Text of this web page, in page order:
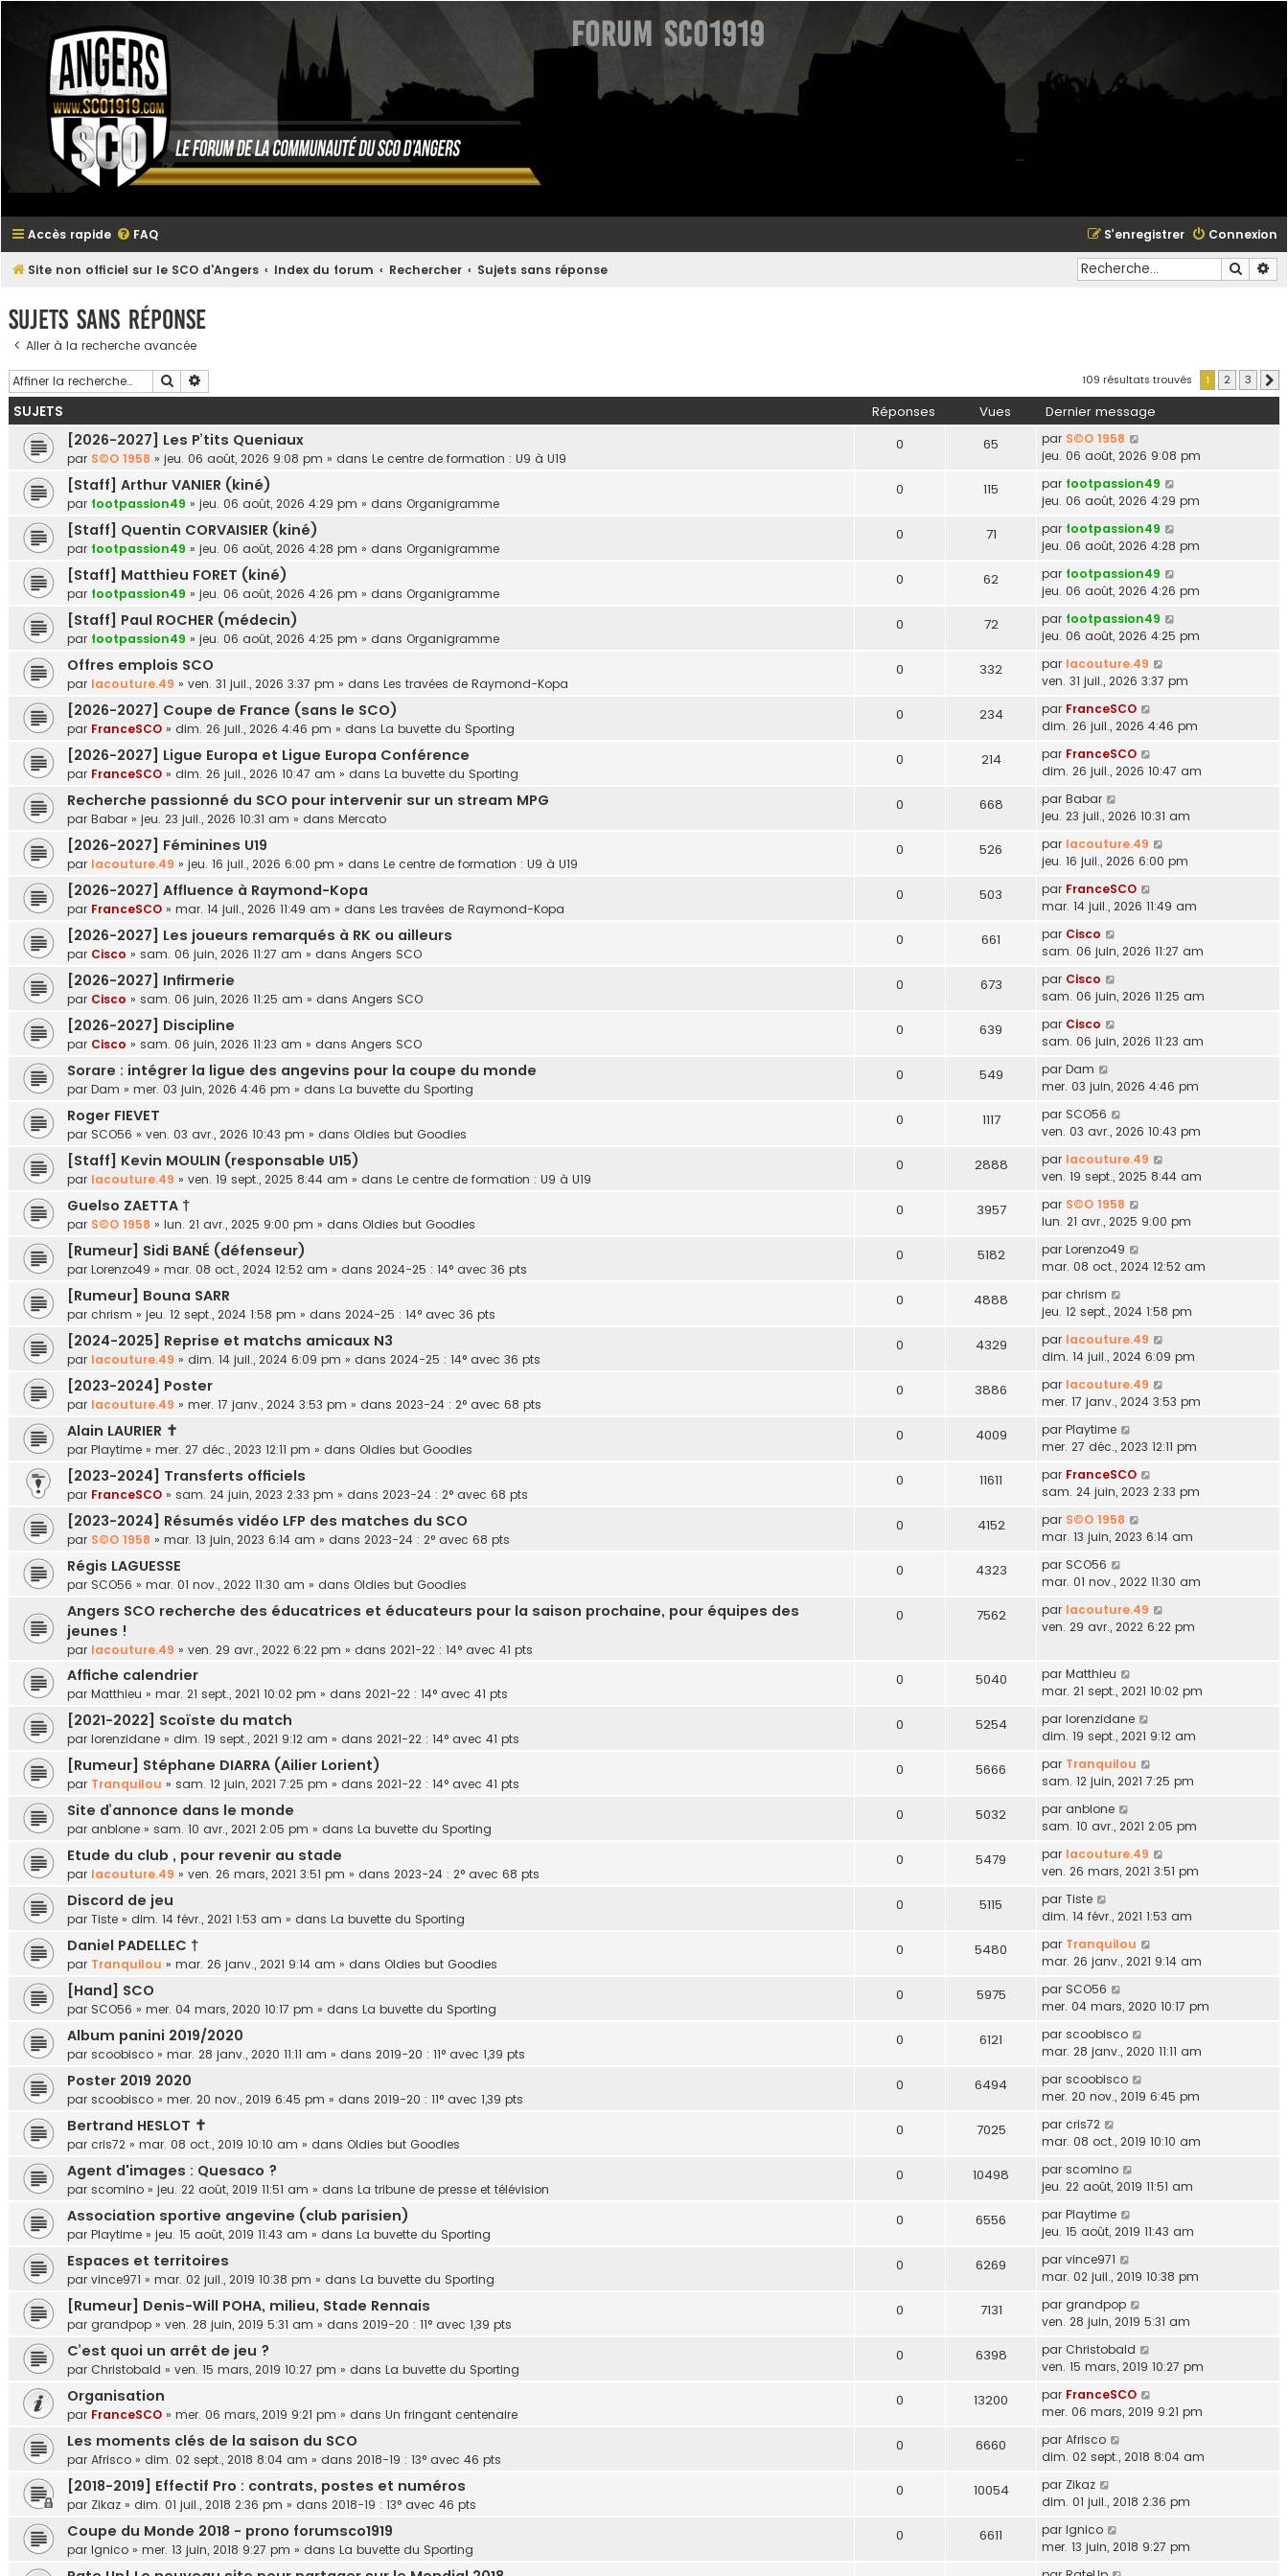
Forum SCO1919
Accès rapide FAQ Connexion
S’enregistrer
Site non officiel sur le SCO d'Angers Index du forum Rechercher Sujets sans réponse
Sujets sans réponse
Aller à la recherche avancée
Rechercher 109 résultats trouvés 1 2 3
SUJETS Réponses Vues Dernier message
[2026-2027] Les P’tits Queniaux
par S©O 1958 » jeu. 06 août, 2026 9:08 pm » dans Le centre de formation : U9 à U19
0 65 par S©O 1958
jeu. 06 août, 2026 9:08 pm
[Staff] Arthur VANIER (kiné)
par footpassion49 » jeu. 06 août, 2026 4:29 pm » dans Organigramme
0 115 par footpassion49
jeu. 06 août, 2026 4:29 pm
[Staff] Quentin CORVAISIER (kiné)
par footpassion49 » jeu. 06 août, 2026 4:28 pm » dans Organigramme
0 71 par footpassion49
jeu. 06 août, 2026 4:28 pm
[Staff] Matthieu FORET (kiné)
par footpassion49 » jeu. 06 août, 2026 4:26 pm » dans Organigramme
0 62 par footpassion49
jeu. 06 août, 2026 4:26 pm
[Staff] Paul ROCHER (médecin)
par footpassion49 » jeu. 06 août, 2026 4:25 pm » dans Organigramme
0 72 par footpassion49
jeu. 06 août, 2026 4:25 pm
Offres emplois SCO
par lacouture.49 » ven. 31 juil., 2026 3:37 pm » dans Les travées de Raymond-Kopa
0 332 par lacouture.49
ven. 31 juil., 2026 3:37 pm
[2026-2027] Coupe de France (sans le SCO)
par FranceSCO » dim. 26 juil., 2026 4:46 pm » dans La buvette du Sporting
0 234 par FranceSCO
dim. 26 juil., 2026 4:46 pm
[2026-2027] Ligue Europa et Ligue Europa Conférence
par FranceSCO » dim. 26 juil., 2026 10:47 am » dans La buvette du Sporting
0 214 par FranceSCO
dim. 26 juil., 2026 10:47 am
Recherche passionné du SCO pour intervenir sur un stream MPG
par Babar » jeu. 23 juil., 2026 10:31 am » dans Mercato
0 668 par Babar
jeu. 23 juil., 2026 10:31 am
[2026-2027] Féminines U19
par lacouture.49 » jeu. 16 juil., 2026 6:00 pm » dans Le centre de formation : U9 à U19
0 526 par lacouture.49
jeu. 16 juil., 2026 6:00 pm
[2026-2027] Affluence à Raymond-Kopa
par FranceSCO » mar. 14 juil., 2026 11:49 am » dans Les travées de Raymond-Kopa
0 503 par FranceSCO
mar. 14 juil., 2026 11:49 am
[2026-2027] Les joueurs remarqués à RK ou ailleurs
par Cisco » sam. 06 juin, 2026 11:27 am » dans Angers SCO
0 661 par Cisco
sam. 06 juin, 2026 11:27 am
[2026-2027] Infirmerie
par Cisco » sam. 06 juin, 2026 11:25 am » dans Angers SCO
0 673 par Cisco
sam. 06 juin, 2026 11:25 am
[2026-2027] Discipline
par Cisco » sam. 06 juin, 2026 11:23 am » dans Angers SCO
0 639 par Cisco
sam. 06 juin, 2026 11:23 am
Sorare : intégrer la ligue des angevins pour la coupe du monde
par Dam » mer. 03 juin, 2026 4:46 pm » dans La buvette du Sporting
0 549 par Dam
mer. 03 juin, 2026 4:46 pm
Roger FIEVET
par SCO56 » ven. 03 avr., 2026 10:43 pm » dans Oldies but Goodies
0 1117 par SCO56
ven. 03 avr., 2026 10:43 pm
[Staff] Kevin MOULIN (responsable U15)
par lacouture.49 » ven. 19 sept., 2025 8:44 am » dans Le centre de formation : U9 à U19
0 2888 par lacouture.49
ven. 19 sept., 2025 8:44 am
Guelso ZAETTA †
par S©O 1958 » lun. 21 avr., 2025 9:00 pm » dans Oldies but Goodies
0 3957 par S©O 1958
lun. 21 avr., 2025 9:00 pm
[Rumeur] Sidi BANÉ (défenseur)
par Lorenzo49 » mar. 08 oct., 2024 12:52 am » dans 2024-25 : 14° avec 36 pts
0 5182 par Lorenzo49
mar. 08 oct., 2024 12:52 am
[Rumeur] Bouna SARR
par chrism » jeu. 12 sept., 2024 1:58 pm » dans 2024-25 : 14° avec 36 pts
0 4888 par chrism
jeu. 12 sept., 2024 1:58 pm
[2024-2025] Reprise et matchs amicaux N3
par lacouture.49 » dim. 14 juil., 2024 6:09 pm » dans 2024-25 : 14° avec 36 pts
0 4329 par lacouture.49
dim. 14 juil., 2024 6:09 pm
[2023-2024] Poster
par lacouture.49 » mer. 17 janv., 2024 3:53 pm » dans 2023-24 : 2° avec 68 pts
0 3886 par lacouture.49
mer. 17 janv., 2024 3:53 pm
Alain LAURIER ✝
par Playtime » mer. 27 déc., 2023 12:11 pm » dans Oldies but Goodies
0 4009 par Playtime
mer. 27 déc., 2023 12:11 pm
[2023-2024] Transferts officiels
par FranceSCO » sam. 24 juin, 2023 2:33 pm » dans 2023-24 : 2° avec 68 pts
0 11611 par FranceSCO
sam. 24 juin, 2023 2:33 pm
[2023-2024] Résumés vidéo LFP des matches du SCO
par S©O 1958 » mar. 13 juin, 2023 6:14 am » dans 2023-24 : 2° avec 68 pts
0 4152 par S©O 1958
mar. 13 juin, 2023 6:14 am
Régis LAGUESSE
par SCO56 » mar. 01 nov., 2022 11:30 am » dans Oldies but Goodies
0 4323 par SCO56
mar. 01 nov., 2022 11:30 am
Angers SCO recherche des éducatrices et éducateurs pour la saison prochaine, pour équipes des
jeunes !
par lacouture.49 » ven. 29 avr., 2022 6:22 pm » dans 2021-22 : 14° avec 41 pts
0 7562 par lacouture.49
ven. 29 avr., 2022 6:22 pm
Affiche calendrier
par Matthieu » mar. 21 sept., 2021 10:02 pm » dans 2021-22 : 14° avec 41 pts
0 5040 par Matthieu
mar. 21 sept., 2021 10:02 pm
[2021-2022] Scoïste du match
par lorenzidane » dim. 19 sept., 2021 9:12 am » dans 2021-22 : 14° avec 41 pts
0 5254 par lorenzidane
dim. 19 sept., 2021 9:12 am
[Rumeur] Stéphane DIARRA (Ailier Lorient)
par Tranquilou » sam. 12 juin, 2021 7:25 pm » dans 2021-22 : 14° avec 41 pts
0 5666 par Tranquilou
sam. 12 juin, 2021 7:25 pm
Site d’annonce dans le monde
par anblone » sam. 10 avr., 2021 2:05 pm » dans La buvette du Sporting
0 5032 par anblone
sam. 10 avr., 2021 2:05 pm
Etude du club , pour revenir au stade
par lacouture.49 » ven. 26 mars, 2021 3:51 pm » dans 2023-24 : 2° avec 68 pts
0 5479 par lacouture.49
ven. 26 mars, 2021 3:51 pm
Discord de jeu
par Tiste » dim. 14 févr., 2021 1:53 am » dans La buvette du Sporting
0 5115 par Tiste
dim. 14 févr., 2021 1:53 am
Daniel PADELLEC †
par Tranquilou » mar. 26 janv., 2021 9:14 am » dans Oldies but Goodies
0 5480 par Tranquilou
mar. 26 janv., 2021 9:14 am
[Hand] SCO
par SCO56 » mer. 04 mars, 2020 10:17 pm » dans La buvette du Sporting
0 5975 par SCO56
mer. 04 mars, 2020 10:17 pm
Album panini 2019/2020
par scoobisco » mar. 28 janv., 2020 11:11 am » dans 2019-20 : 11° avec 1,39 pts
0 6121 par scoobisco
mar. 28 janv., 2020 11:11 am
Poster 2019 2020
par scoobisco » mer. 20 nov., 2019 6:45 pm » dans 2019-20 : 11° avec 1,39 pts
0 6494 par scoobisco
mer. 20 nov., 2019 6:45 pm
Bertrand HESLOT ✝︎
par cris72 » mar. 08 oct., 2019 10:10 am » dans Oldies but Goodies
0 7025 par cris72
mar. 08 oct., 2019 10:10 am
Agent d'images : Quesaco ?
par scomino » jeu. 22 août, 2019 11:51 am » dans La tribune de presse et télévision
0 10498 par scomino
jeu. 22 août, 2019 11:51 am
Association sportive angevine (club parisien)
par Playtime » jeu. 15 août, 2019 11:43 am » dans La buvette du Sporting
0 6556 par Playtime
jeu. 15 août, 2019 11:43 am
Espaces et territoires
par vince971 » mar. 02 juil., 2019 10:38 pm » dans La buvette du Sporting
0 6269 par vince971
mar. 02 juil., 2019 10:38 pm
[Rumeur] Denis-Will POHA, milieu, Stade Rennais
par grandpop » ven. 28 juin, 2019 5:31 am » dans 2019-20 : 11° avec 1,39 pts
0 7131 par grandpop
ven. 28 juin, 2019 5:31 am
C’est quoi un arrêt de jeu ?
par Christobald » ven. 15 mars, 2019 10:27 pm » dans La buvette du Sporting
0 6398 par Christobald
ven. 15 mars, 2019 10:27 pm
Organisation
par FranceSCO » mer. 06 mars, 2019 9:21 pm » dans Un fringant centenaire
0 13200 par FranceSCO
mer. 06 mars, 2019 9:21 pm
Les moments clés de la saison du SCO
par Afrisco » dim. 02 sept., 2018 8:04 am » dans 2018-19 : 13° avec 46 pts
0 6660 par Afrisco
dim. 02 sept., 2018 8:04 am
[2018-2019] Effectif Pro : contrats, postes et numéros
par Zikaz » dim. 01 juil., 2018 2:36 pm » dans 2018-19 : 13° avec 46 pts
0 10054 par Zikaz
dim. 01 juil., 2018 2:36 pm
Coupe du Monde 2018 - prono forumsco1919
par lgnico » mer. 13 juin, 2018 9:27 pm » dans La buvette du Sporting
0 6611 par lgnico
mer. 13 juin, 2018 9:27 pm